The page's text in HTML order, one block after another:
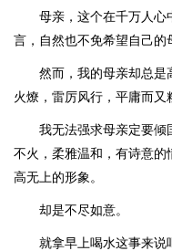
母亲，这个在千万人心
言，自然也不免希望自己的
然而，我的母亲却总是
火燎，雷厉风行，平庸而又
我无法强求母亲定要倾
不火，柔雅温和，有诗意的
高无上的形象。
却是不尽如意。
就拿早上喝水这事来说